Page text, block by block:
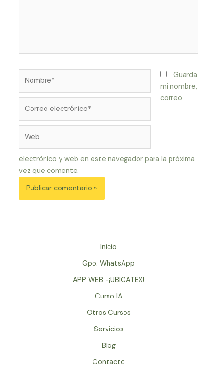
electrónico*
Guarda
mi nombre,
correo
electrónico y web en este navegador para la próxima
vez que comente.
Inicio
Gpo. WhatsApp
APP WEB -¡UBICATEX!
Curso IA
Otros Cursos
Servicios
Blog
Contacto